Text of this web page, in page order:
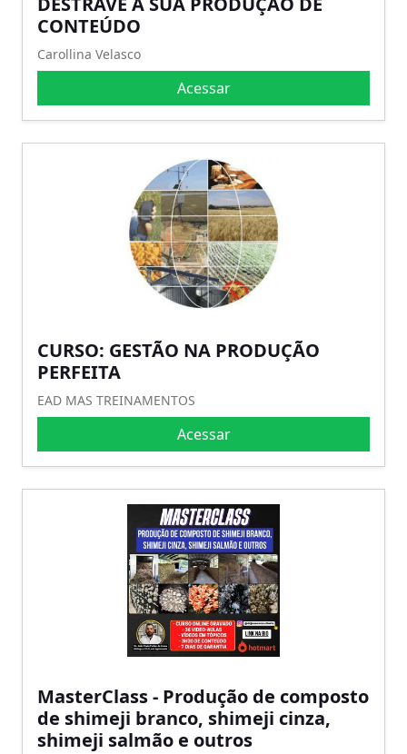
CONTEÚDO
Carollina Velasco
Acessar
CURSO: GESTÃO NA PRODUÇÃO
PERFEITA
EAD MAS TREINAMENTOS
Acessar
MasterClass - Produção de composto
de shimeji branco, shimeji cinza,
shimeji salmão e outros